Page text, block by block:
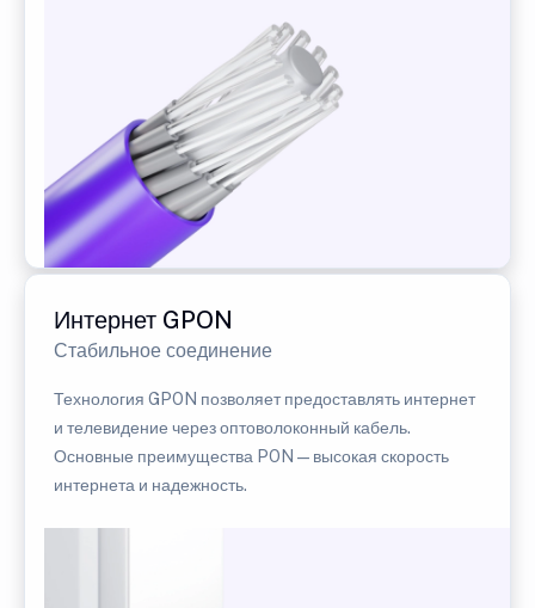
Интернет GPON
Стабильное соединение
Технология GPON позволяет предоставлять интернет
и телевидение через оптоволоконный кабель.
Основные преимущества PON — высокая скорость
интернета и надежность.